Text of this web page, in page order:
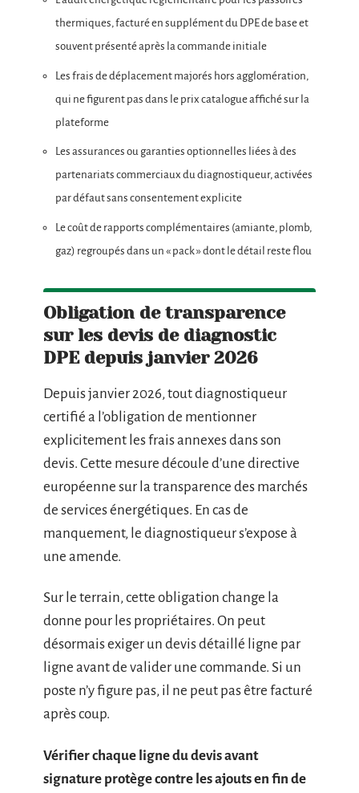
thermiques, facturé en supplément du DPE de base et
souvent présenté après la commande initiale
Les frais de déplacement majorés hors agglomération,
qui ne figurent pas dans le prix catalogue affiché sur la
plateforme
Les assurances ou garanties optionnelles liées à des
partenariats commerciaux du diagnostiqueur, activées
par défaut sans consentement explicite
Le coût de rapports complémentaires (amiante, plomb,
gaz) regroupés dans un « pack » dont le détail reste flou
Obligation de transparence
sur les devis de diagnostic
DPE depuis janvier 2026
Depuis janvier 2026, tout diagnostiqueur
certifié a l’obligation de mentionner
explicitement les frais annexes dans son
devis. Cette mesure découle d’une directive
européenne sur la transparence des marchés
de services énergétiques. En cas de
manquement, le diagnostiqueur s’expose à
une amende.
Sur le terrain, cette obligation change la
donne pour les propriétaires. On peut
désormais exiger un devis détaillé ligne par
ligne avant de valider une commande. Si un
poste n’y figure pas, il ne peut pas être facturé
après coup.
Vérifier chaque ligne du devis avant
signature protège contre les ajouts en fin de